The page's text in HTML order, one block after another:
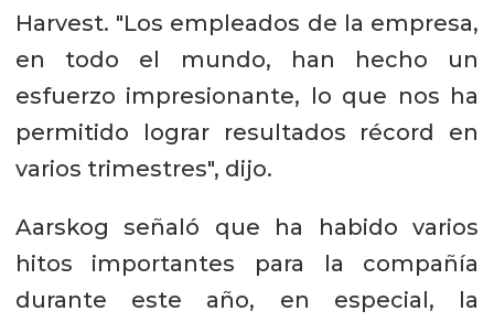
Harvest. "Los empleados de la empresa,
en todo el mundo, han hecho un
esfuerzo impresionante, lo que nos ha
permitido lograr resultados récord en
varios trimestres", dijo.
Aarskog señaló que ha habido varios
hitos importantes para la compañía
durante este año, en especial, la